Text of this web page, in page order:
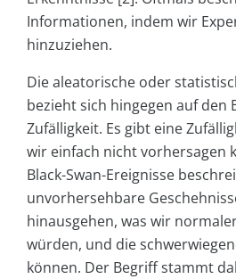
Informationen, indem wir
hinzuziehen.
Die aleatorische oder
bezieht sich hingegen auf den
Zufälligkeit. Es gibt eine
wir einfach nicht vorhersagen
Black-Swan-Ereignisse
unvorhersehbare
hinausgehen, was wir
würden, und die
können. Der Begriff stammt